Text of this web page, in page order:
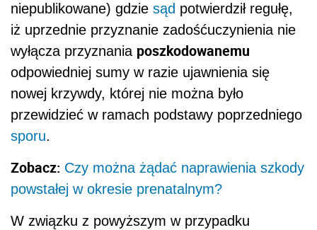
niepublikowane) gdzie sąd potwierdził regułę,
iż uprzednie przyznanie zadośćuczynienia nie
wyłącza przyznania poszkodowanemu
odpowiedniej sumy w razie ujawnienia się
nowej krzywdy, której nie można było
przewidzieć w ramach podstawy poprzedniego
sporu.
Zobacz: Czy można żądać naprawienia szkody
powstałej w okresie prenatalnym?
W związku z powyższym w przypadku